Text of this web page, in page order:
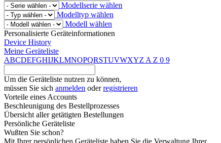
Modellserie wählen
Modelltyp wählen
Modell wählen
Personalisierte Geräteinformationen
Device History
Meine Geräteliste
ABCDEFGHIJKLMNOPQRSTUVWXYZ A Z 0 9
Um die Geräteliste nutzen zu können,
müssen Sie sich anmelden oderregistrieren
Vorteile eines Accounts
Beschleunigung des Bestellprozesses
Übersicht aller getätigten Bestellungen
Persönliche Geräteliste
Wußten Sie schon?
Mit Ihrer persönlichen Geräteliste haben Sie die Verwaltung Ihrer